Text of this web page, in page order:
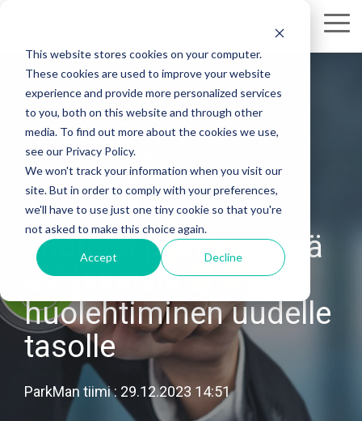
This website stores cookies on your computer.
These cookies are used to improve your website
experience and provide more personalized services
to you, both on this website and through other
media. To find out more about the cookies we use,
see our Privacy Policy.
We won't track your information when you visit our
site. But in order to comply with your preferences,
we'll have to use just one tiny cookie so that you're
not asked to make this choice again.
Accept Decline
main
content.
Tuoreen pestin myötä
asiakkaista
huolehtiminen uudelle
tasolle
ParkMan tiimi: 29.12.2023 14:51